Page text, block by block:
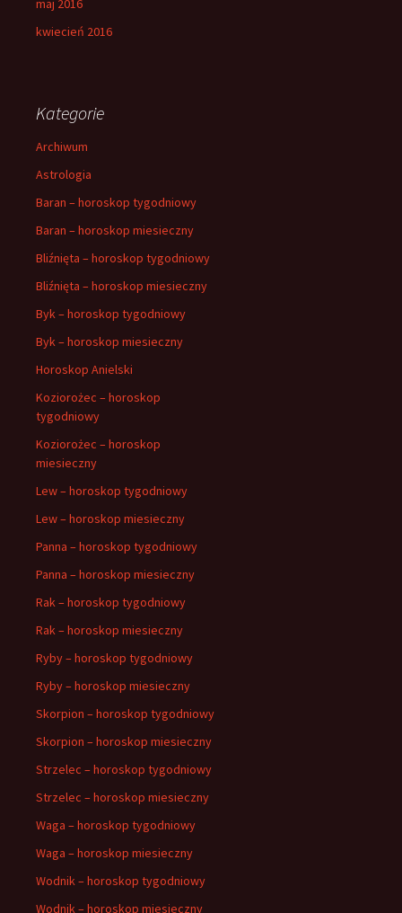
maj 2016
kwiecień 2016
Kategorie
Archiwum
Astrologia
Baran – horoskop tygodniowy
Baran – horoskop miesieczny
Bliźnięta – horoskop tygodniowy
Bliźnięta – horoskop miesieczny
Byk – horoskop tygodniowy
Byk – horoskop miesieczny
Horoskop Anielski
Koziorożec – horoskop
tygodniowy
Koziorożec – horoskop
miesieczny
Lew – horoskop tygodniowy
Lew – horoskop miesieczny
Panna – horoskop tygodniowy
Panna – horoskop miesieczny
Rak – horoskop tygodniowy
Rak – horoskop miesieczny
Ryby – horoskop tygodniowy
Ryby – horoskop miesieczny
Skorpion – horoskop tygodniowy
Skorpion – horoskop miesieczny
Strzelec – horoskop tygodniowy
Strzelec – horoskop miesieczny
Waga – horoskop tygodniowy
Waga – horoskop miesieczny
Wodnik – horoskop tygodniowy
Wodnik – horoskop miesieczny